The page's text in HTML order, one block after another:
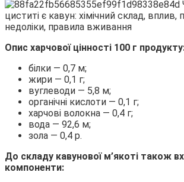
Опис харчової цінності 100 г
білки — 0,7 м;
жири — 0,1 г;
вуглеводи — 5,8 м;
органічні кислоти — 0,1 г;
харчові волокна — 0,4 г;
вода — 92,6 м;
зола — 0,4 р.
До складу кавунової м’якоті також
компоненти: